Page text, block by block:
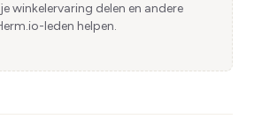
winkelervaring delen en andere
leden helpen.